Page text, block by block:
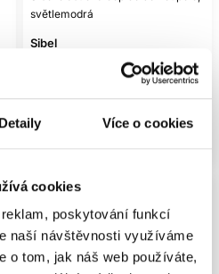
Detaily Více o cookies
cookies
poskytování funkcí
naší návštěvnosti využíváme
o tom, jak náš web používáte,
světlemodrá
Sibel
Kosmetické pomůcky
Mám záujem